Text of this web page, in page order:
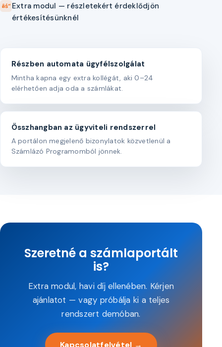
Extra modul — részletekért érdeklődjön
értékesítésünknél
Részben automata ügyfélszolgálat
Mintha kapna egy extra kollégát, aki 0–24
elérhetően adja oda a számlákat.
Összhangban az ügyviteli rendszerrel
A portálon megjelenő bizonylatok közvetlenül a
Számlázó Programomból jönnek.
Szeretné a számlaportált
is?
Extra modul, havi díj ellenében. Kérjen
ajánlatot — vagy próbálja ki a teljes
rendszert demóban.